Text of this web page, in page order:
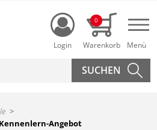
Login
0
Angebot